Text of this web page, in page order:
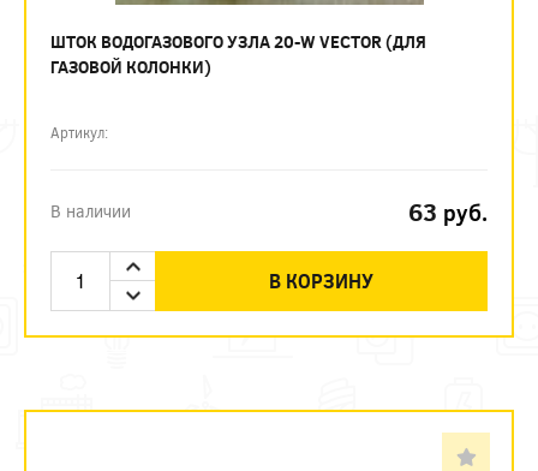
ШТОК ВОДОГАЗОВОГО УЗЛА 20-W VECTOR (ДЛЯ
ГАЗОВОЙ КОЛОНКИ)
Артикул:
В наличии 63 руб.
В КОРЗИНУ